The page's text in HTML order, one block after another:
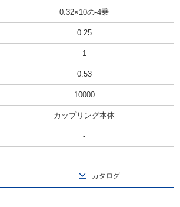
0.32×10の-4乗
0.25
1
0.53
10000
カップリング本体
-
カタログ